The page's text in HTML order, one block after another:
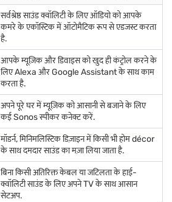
सर्वश्रेष्ठ साउंड क्वॉलिटी के लिए ऑडियो को आपके
कमरे के एकॉस्टिक में ऑटोमैटिक रूप से एडजस्ट करता
है.
आपके म्यूज़िक और डिवाइस को खुद ही कंट्रोल करने के
लिए Alexa और Google Assistant के साथ काम
करता है.
अपने पूरे घर में म्यूज़िक को आसानी से बजाने के लिए
कई Sonos स्पीकर कनेक्ट करें.
मॉडर्न, मिनिमलिस्टिक डिज़ाइन में किसी भी होम décor
के साथ दमदार साउंड का मज़ा लिया जाता है.
बिना किसी अतिरिक्त केबल या जटिलता के हाई-
क्वॉलिटी साउंड के लिए अपने TV के साथ आसान
सेटअप.